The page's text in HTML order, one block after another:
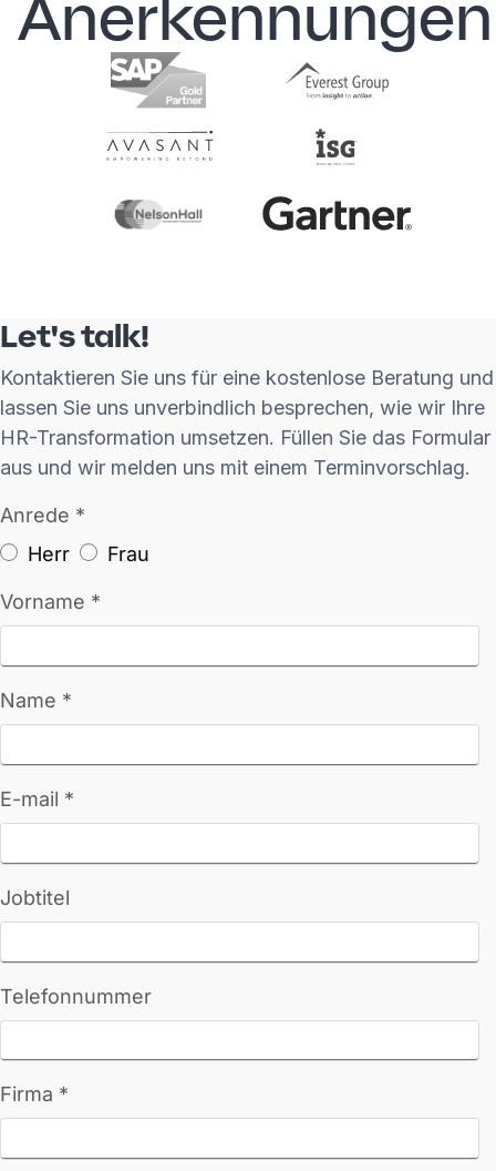
Anerkennungen
Let's talk!
Kontaktieren Sie uns für eine kostenlose Beratung und
lassen Sie uns unverbindlich besprechen, wie wir Ihre
HR-Transformation umsetzen. Füllen Sie das Formular
aus und wir melden uns mit einem Terminvorschlag.